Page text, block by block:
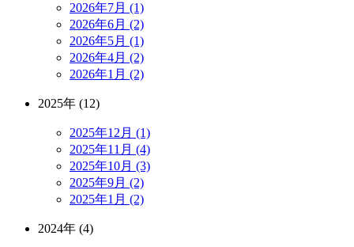
2026年7月 (1)
2026年6月 (2)
2026年5月 (1)
2026年4月 (2)
2026年1月 (2)
2025年 (12)
2025年12月 (1)
2025年11月 (4)
2025年10月 (3)
2025年9月 (2)
2025年1月 (2)
2024年 (4)